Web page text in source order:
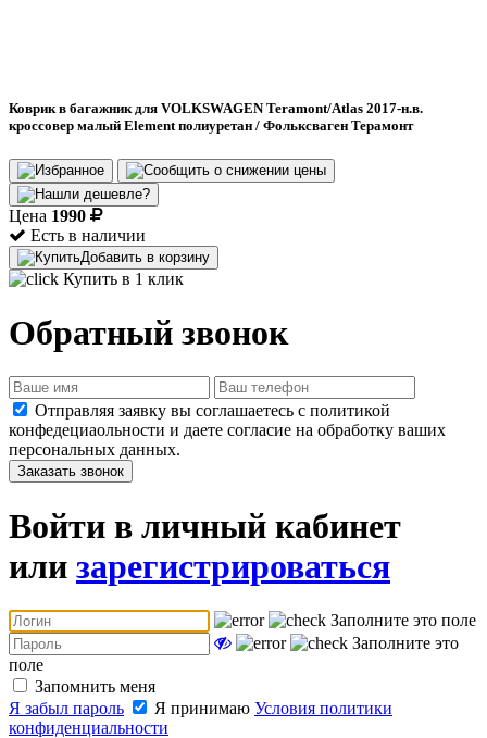
Коврик в багажник для VOLKSWAGEN Teramont/Atlas 2017-н.в.
кроссовер малый Element полиуретан / Фольксваген Терамонт
Цена 1990
Есть в наличии
Добавить в корзину
Купить в 1 клик
Обратный звонок
Отправляя заявку вы соглашаетесь с политикой
конфедециаольности и даете согласие на обработку ваших
персональных данных.
Заказать звонок
Войти в личный кабинет
или зарегистрироваться
Заполните это поле
Заполните это
поле
Запомнить меня
Я забыл пароль
Я принимаю Условия политики
конфиденциальности